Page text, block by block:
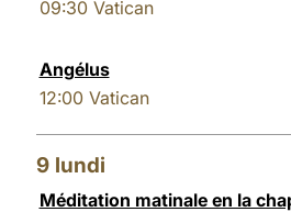
09:30 Vatican
Angélus
12:00 Vatican
9 lundi
Méditation matinale en la